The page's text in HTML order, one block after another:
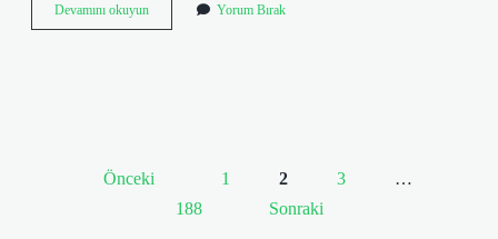
Devamını okuyunKip
kayması
Yorum Bırak
Önceki 1 2 3
…
188
Sonraki